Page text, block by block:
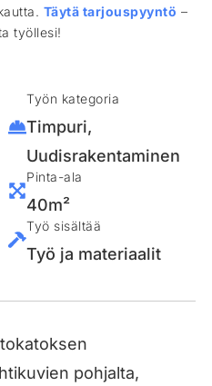
Täytä tarjouspyyntö –
työllesi!
Työn kategoria
Timpuri,
Uudisrakentaminen
Pinta-ala
40m²
Työ sisältää
Työ ja materiaalit
pohjalta,